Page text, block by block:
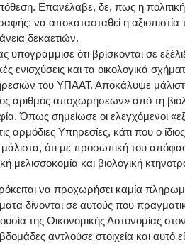
Επανέλαβε, δε, πως η
να αποκατασταθεί η
δεκαετιών.
υπογράμμισε ότι βρίσκονται σε
ενισχύσεις και τα οικολογικά
του ΥΠΑΑΤ. Αποκάλυψε
αριθμός αποχωρήσεων» από τη
Όπως σημείωσε οι ελεγχόμενοι
αρμόδιες Υπηρεσίες, κάτι που ο
ότι με προσωπική του
μελισσοκομία και βιολογική
να προχωρήσει καμία
δίνονται σε αυτούς που
της Οικονομικής Αστυνομίας
αντλούσε στοιχεία και αυτό